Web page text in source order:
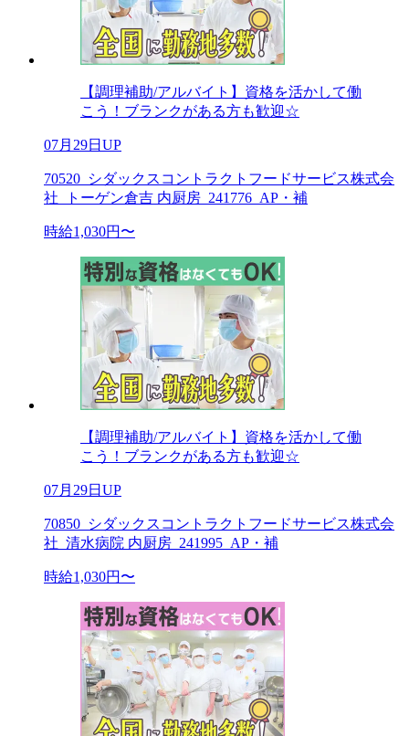
【調理補助/アルバイト】資格を活かして働
こう！ブランクがある方も歓迎☆
07月29日UP
70520_シダックスコントラクトフードサービス株式会
社_トーゲン倉吉 内厨房_241776_AP・補
時給1,030円〜
【調理補助/アルバイト】資格を活かして働
こう！ブランクがある方も歓迎☆
07月29日UP
70850_シダックスコントラクトフードサービス株式会
社_清水病院 内厨房_241995_AP・補
時給1,030円〜